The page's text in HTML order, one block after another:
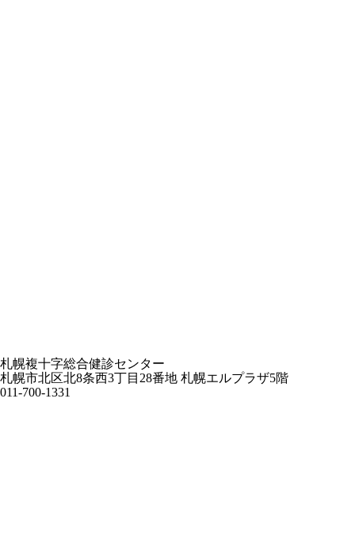
札幌複十字総合健診センター
札幌市北区北8条西3丁目28番地 札幌エルプラザ5階
011-700-1331